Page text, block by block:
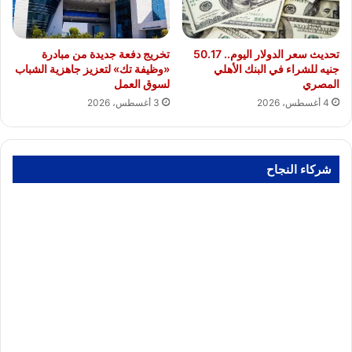
تحديث سعر الدولار اليوم.. 50.17
جنيه للشراء في البنك الأهلي
المصري
4 أغسطس، 2026
تخريج دفعة جديدة من مبادرة
«وظيفة تك» لتعزيز جاهزية الشباب
لسوق العمل
3 أغسطس، 2026
شركاء النجاح